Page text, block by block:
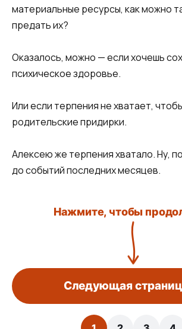
материальные ресурсы, как можно
предать их?
Оказалось, можно — если хочешь
психическое здоровье.
Или если терпения не хватает,
родительские придирки.
Алексею же терпения хватало. Ну,
до событий последних месяцев.
Нажмите, чтобы
Следующая